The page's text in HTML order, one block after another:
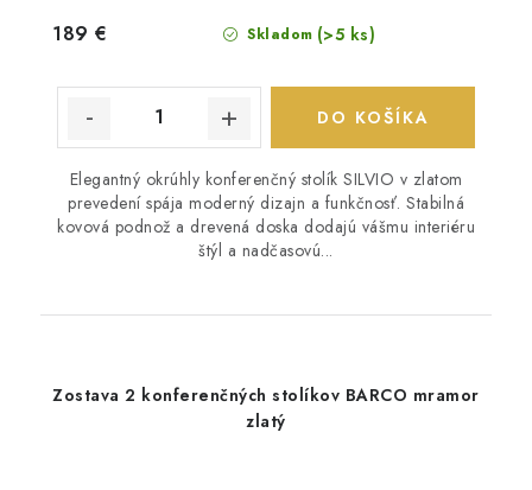
Skladom (>5 ks)
189 €
DO KOŠÍKA
Elegantný okrúhly konferenčný stolík SILVIO v zlatom
prevedení spája moderný dizajn a funkčnosť. Stabilná
kovová podnož a drevená doska dodajú vášmu interiéru
štýl a nadčasovú...
Zostava 2 konferenčných stolíkov BARCO mramor
zlatý